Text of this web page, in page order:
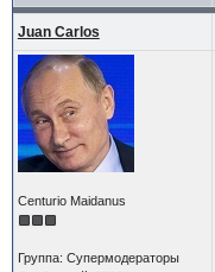
Juan Carlos
Centurio Maidanus
Группа: Супермодераторы